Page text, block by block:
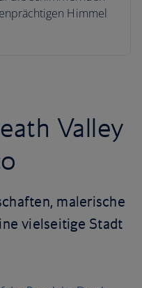
Himmel
Valley
malerische
vielseitige Stadt